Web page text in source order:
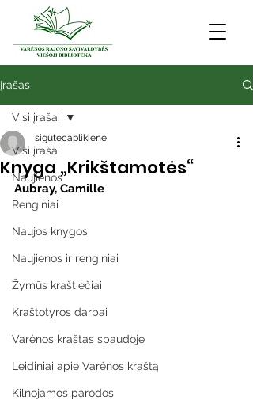
Įrašas
Visi įrašai
Naujienos
Renginiai
Naujos knygos
Naujienos ir renginiai
Žymūs kraštiečiai
Kraštotyros darbai
Varėnos kraštas spaudoje
Leidiniai apie Varėnos kraštą
Kilnojamos parodos
Visi įrašai
Knyga „Krikštamotės“
sigutecaplikiene
Aubray, Camille